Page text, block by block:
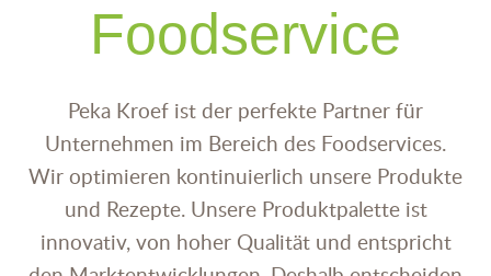
Foodservice
Peka Kroef ist der perfekte Partner für
Unternehmen im Bereich des Foodservices.
Wir optimieren kontinuierlich unsere Produkte
und Rezepte. Unsere Produktpalette ist
innovativ, von hoher Qualität und entspricht